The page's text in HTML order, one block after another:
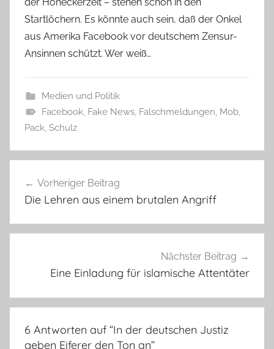
Startlöchern. Es könnte auch sein, daß der Onkel
aus Amerika Facebook vor deutschem Zensur-
Ansinnen schützt. Wer weiß…
Medien und Politik
Facebook, Fake News, Falschmeldungen, Mob,
Pack, Schulz
Vorheriger Beitrag
Die Lehren aus einem brutalen Angriff
Nächster Beitrag
Eine Einladung für islamische Attentäter
6 Antworten auf “In der deutschen Justiz
geben Eiferer den Ton an”